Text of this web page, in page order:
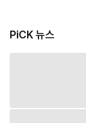
PiCK 뉴스